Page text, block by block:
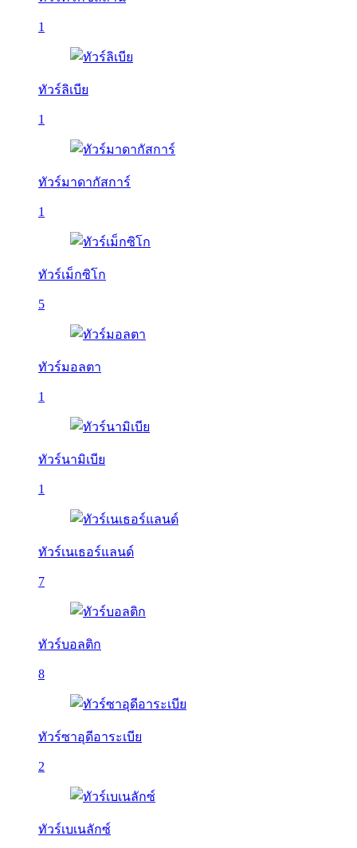
1
ทัวร์ลิเบีย
1
ทัวร์มาดากัสการ์
1
ทัวร์เม็กซิโก
5
ทัวร์มอลตา
1
ทัวร์นามิเบีย
1
ทัวร์เนเธอร์แลนด์
7
ทัวร์บอลติก
8
ทัวร์ซาอุดีอาระเบีย
2
ทัวร์เบเนลักซ์